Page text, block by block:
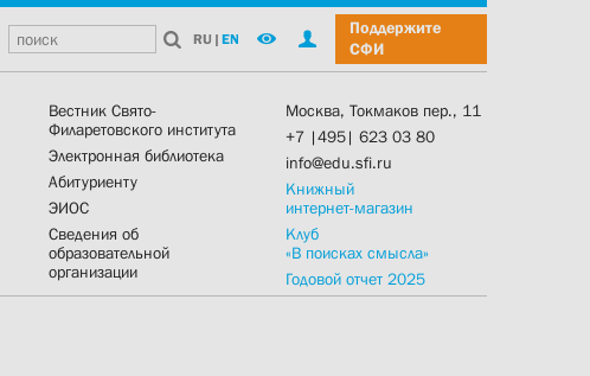
RU | EN
Поддержите
СФИ
Вестник Свято-
Филаретовского института
Электронная библиотека
Абитуриенту
ЭИОС
Сведения об
образовательной
организации
Москва, Токмаков пер., 11
+7 |495| 623 03 80
info@edu.sfi.ru
Книжный
интернет-магазин
Клуб
«В поисках смысла»
Годовой отчет 2025